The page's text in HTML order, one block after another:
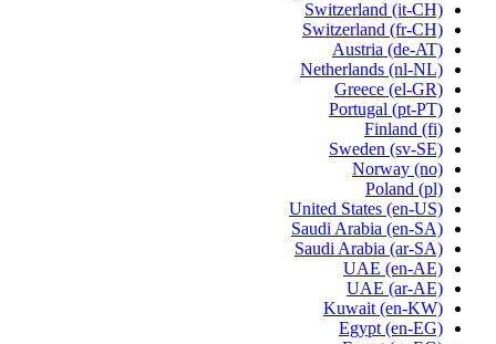
Switzerland (it-CH)
Switzerland (fr-CH)
Austria (de-AT)
Netherlands (nl-NL)
Greece (el-GR)
Portugal (pt-PT)
Finland (fi)
Sweden (sv-SE)
Norway (no)
Poland (pl)
United States (en-US)
Saudi Arabia (en-SA)
Saudi Arabia (ar-SA)
UAE (en-AE)
UAE (ar-AE)
Kuwait (en-KW)
Egypt (en-EG)